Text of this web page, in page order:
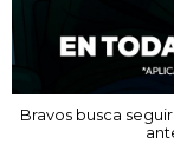
Bravos busca